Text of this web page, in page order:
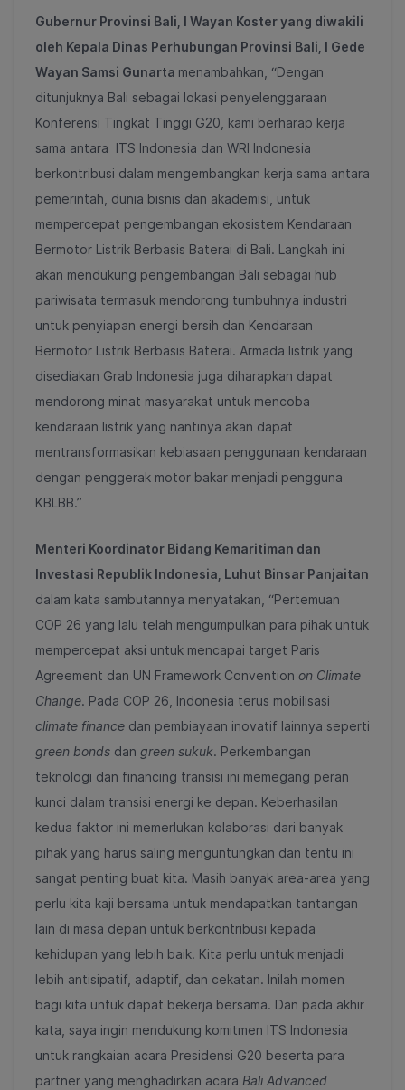
Gubernur Provinsi Bali, I Wayan Koster yang diwakili
oleh Kepala Dinas Perhubungan Provinsi Bali, I Gede
Wayan Samsi Gunarta menambahkan, “Dengan
ditunjuknya Bali sebagai lokasi penyelenggaraan
Konferensi Tingkat Tinggi G20, kami berharap kerja
sama antara ITS Indonesia dan WRI Indonesia
berkontribusi dalam mengembangkan kerja sama antara
pemerintah, dunia bisnis dan akademisi, untuk
mempercepat pengembangan ekosistem Kendaraan
Bermotor Listrik Berbasis Baterai di Bali. Langkah ini
akan mendukung pengembangan Bali sebagai hub
pariwisata termasuk mendorong tumbuhnya industri
untuk penyiapan energi bersih dan Kendaraan
Bermotor Listrik Berbasis Baterai. Armada listrik yang
disediakan Grab Indonesia juga diharapkan dapat
mendorong minat masyarakat untuk mencoba
kendaraan listrik yang nantinya akan dapat
mentransformasikan kebiasaan penggunaan kendaraan
dengan penggerak motor bakar menjadi pengguna
KBLBB.”
Menteri Koordinator Bidang Kemaritiman dan
Investasi Republik Indonesia, Luhut Binsar Panjaitan
dalam kata sambutannya menyatakan, “Pertemuan
COP 26 yang lalu telah mengumpulkan para pihak untuk
mempercepat aksi untuk mencapai target Paris
Agreement dan UN Framework Convention on Climate
Change. Pada COP 26, Indonesia terus mobilisasi
climate finance dan pembiayaan inovatif lainnya seperti
green bonds dan green sukuk. Perkembangan
teknologi dan financing transisi ini memegang peran
kunci dalam transisi energi ke depan. Keberhasilan
kedua faktor ini memerlukan kolaborasi dari banyak
pihak yang harus saling menguntungkan dan tentu ini
sangat penting buat kita. Masih banyak area-area yang
perlu kita kaji bersama untuk mendapatkan tantangan
lain di masa depan untuk berkontribusi kepada
kehidupan yang lebih baik. Kita perlu untuk menjadi
lebih antisipatif, adaptif, dan cekatan. Inilah momen
bagi kita untuk dapat bekerja bersama. Dan pada akhir
kata, saya ingin mendukung komitmen ITS Indonesia
untuk rangkaian acara Presidensi G20 beserta para
partner yang menghadirkan acara Bali Advanced